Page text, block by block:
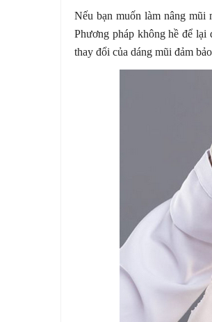
Nếu bạn muốn làm nâng mũi
Phương pháp không hề để
thay đổi của dáng mũi đảm